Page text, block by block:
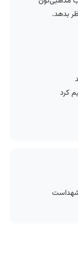
بدهد.
کرد